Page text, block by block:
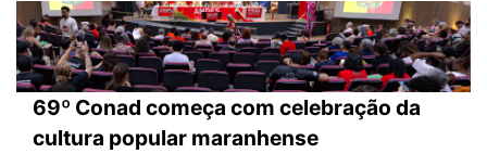
69º Conad começa com celebração da
cultura popular maranhense